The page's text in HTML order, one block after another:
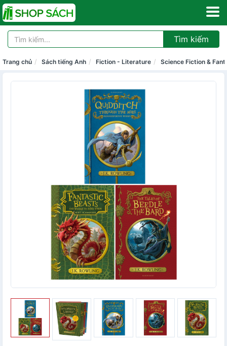
Tìm kiếm
Trang chủ Sách tiếng Anh Fiction - Literature Science Fiction &